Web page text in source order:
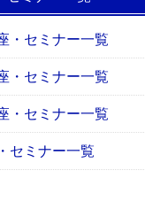
・セミナー一覧
・セミナー一覧
・セミナー一覧
セミナー一覧